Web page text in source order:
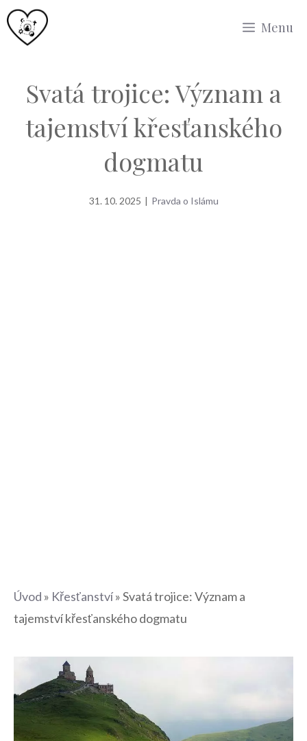
Přeskočit
na
Menu
Svatá trojice: Význam a
tajemství křesťanského
dogmatu
31. 10. 2025 | Pravda o Islámu
Úvod » Křesťanství»Svatá trojice: Význam a
tajemství křesťanského dogmatu